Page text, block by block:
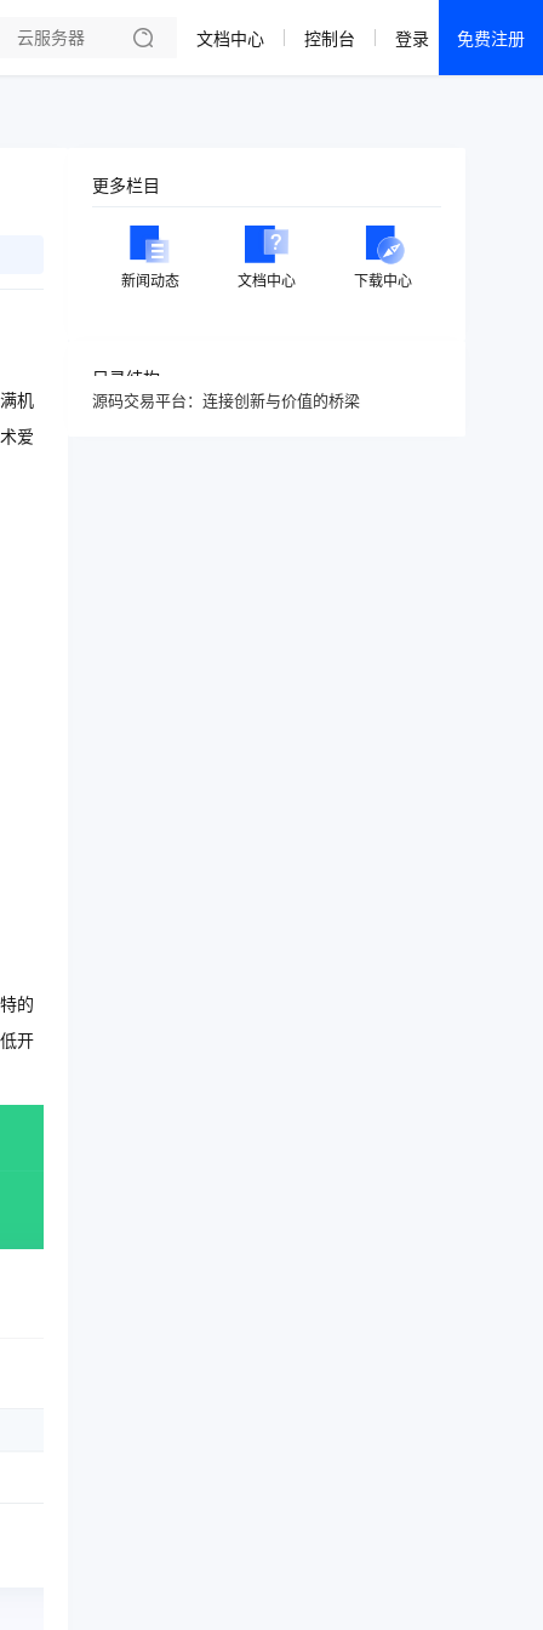
成都电信·云服务器
香港大带宽 · CN2
文档中心 控制台 登录 免费注册
机
爱
的
开
更多栏目
新闻动态 文档中心 下载中心
目录结构
源码交易平台：连接创新与价值的桥梁